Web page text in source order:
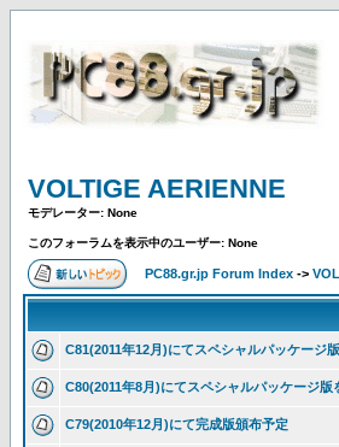
VOLTIGE AERIENNE
モデレーター: None
このフォーラムを表示中のユーザー: None
PC88.gr.jp Forum Index ->
C81(2011年12月)にてスペシャルパッケージ
C80(2011年8月)にてスペシャルパッケージ版
C79(2010年12月)にて完成版頒布予定